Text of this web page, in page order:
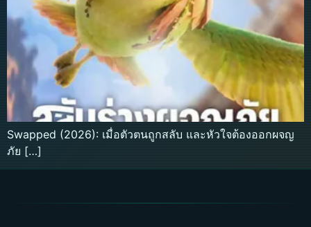
Swapped (2026): เมื่อตัวตนถูกสลับ และหัวใจต้องออกผจญ
ภัย […]